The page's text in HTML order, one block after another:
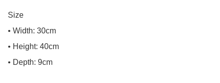
Size
• Width: 30cm
• Height: 40cm
• Depth: 9cm